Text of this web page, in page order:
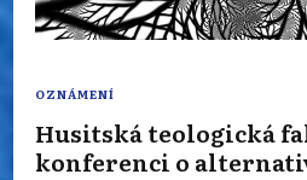
OZNÁMENÍ
Husitská teologická
konferenci o